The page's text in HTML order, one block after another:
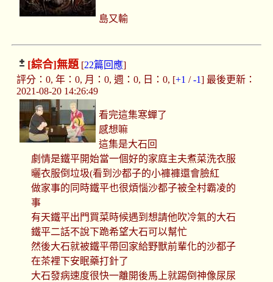
島又輸
[綜合]無題[22篇回應]
評分：0, 年：0, 月：0, 週：0, 日：0, [+1 /-1] 最後更新：
2021-08-20 14:26:49
看完這集寒蟬了
感想嘛
這集是大石回
劇情是鐵平開始當一個好的家庭主夫煮菜洗衣服
曬衣服倒垃圾(看到沙都子的小褲褲還會臉紅
做家事的同時鐵平也很煩惱沙都子被全村霸凌的
事
有天鐵平出門買菜時候遇到想請他吹冷氣的大石
鐵平二話不說下跪希望大石可以幫忙
然後大石就被鐵平帶回家給野獸前輩化的沙都子
在茶裡下安眠藥打針了
大石發病速度很快一離開後馬上就踢倒神像尿尿